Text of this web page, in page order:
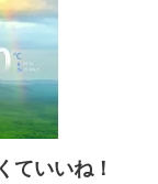
ていいね！